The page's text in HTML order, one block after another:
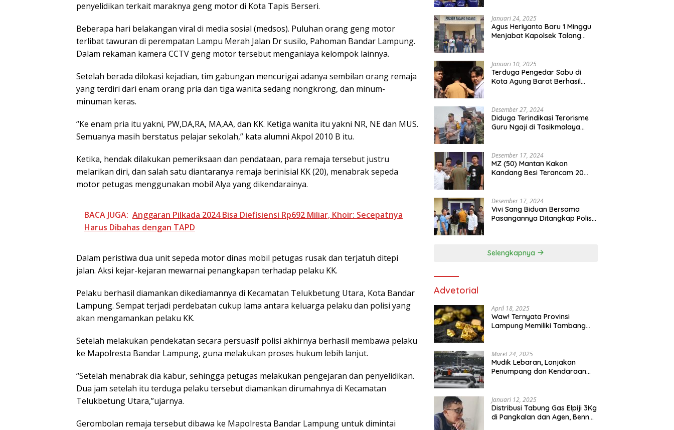
penyelidikan terkait maraknya geng motor di Kota Tapis Berseri.
Beberapa hari belakangan viral di media sosial (medsos). Puluhan orang geng motor
terlibat tawuran di perempatan Lampu Merah Jalan Dr susilo, Pahoman Bandar Lampung.
Dalam rekaman kamera CCTV geng motor tersebut menganiaya kelompok lainnya.
Setelah berada dilokasi kejadian, tim gabungan mencurigai adanya sembilan orang remaja
yang terdiri dari enam orang pria dan tiga wanita sedang nongkrong, dan minum-
minuman keras.
“Ke enam pria itu yakni, PW,DA,RA, MA,AA, dan KK. Ketiga wanita itu yakni NR, NE dan MUS.
Semuanya masih berstatus pelajar sekolah,” kata alumni Akpol 2010 B itu.
Ketika, hendak dilakukan pemeriksaan dan pendataan, para remaja tersebut justru
melarikan diri, dan salah satu diantaranya remaja berinisial KK (20), menabrak sepeda
motor petugas menggunakan mobil Alya yang dikendarainya.
BACA JUGA: Anggaran Pilkada 2024 Bisa Diefisiensi Rp692 Miliar, Khoir: Secepatnya
Harus Dibahas dengan TAPD
Dalam peristiwa dua unit sepeda motor dinas mobil petugas rusak dan terjatuh ditepi
jalan. Aksi kejar-kejaran mewarnai penangkapan terhadap pelaku KK.
Pelaku berhasil diamankan dikediamannya di Kecamatan Telukbetung Utara, Kota Bandar
Lampung. Sempat terjadi perdebatan cukup lama antara keluarga pelaku dan polisi yang
akan mengamankan pelaku KK.
Setelah melakukan pendekatan secara persuasif polisi akhirnya berhasil membawa pelaku
ke Mapolresta Bandar Lampung, guna melakukan proses hukum lebih lanjut.
“Setelah menabrak dia kabur, sehingga petugas melakukan pengejaran dan penyelidikan.
Dua jam setelah itu terduga pelaku tersebut diamankan dirumahnya di Kecamatan
Telukbetung Utara,”ujarnya.
Gerombolan remaja tersebut dibawa ke Mapolresta Bandar Lampung untuk dimintai
Januari 24, 2025
Agus Heriyanto Baru 1 Minggu
Menjabat Kapolsek Talang
Januari 10, 2025
Terduga Pengedar Sabu di
Kota Agung Barat Berhasil
Desember 27, 2024
Diduga Terindikasi Terorisme
Guru Ngaji di Tasikmalaya
Desember 17, 2024
MZ (50) Mantan Kakon
Kandang Besi Terancam 20
Desember 17, 2024
Vivi Sang Biduan Bersama
Pasangannya Ditangkap Polisi
Selengkapnya
Advetorial
April 18, 2025
Waw! Ternyata Provinsi
Lampung Memiliki Tambang
Maret 24, 2025
Mudik Lebaran, Lonjakan
Penumpang dan Kendaraan
Januari 12, 2025
Distribusi Tabung Gas Elpiji 3Kg
di Pangkalan dan Agen, Benny